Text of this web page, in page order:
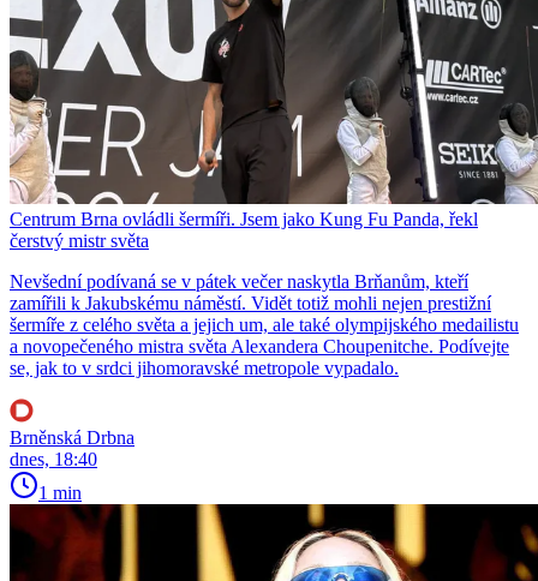
Centrum Brna ovládli šermíři. Jsem jako Kung Fu Panda, řekl
čerstvý mistr světa
Nevšední podívaná se v pátek večer naskytla Brňanům, kteří
zamířili k Jakubskému náměstí. Vidět totiž mohli nejen prestižní
šermíře z celého světa a jejich um, ale také olympijského medailistu
a novopečeného mistra světa Alexandera Choupenitche. Podívejte
se, jak to v srdci jihomoravské metropole vypadalo.
Brněnská Drbna
dnes, 18:40
1 min